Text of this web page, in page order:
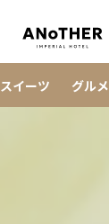
スイーツ グルメ